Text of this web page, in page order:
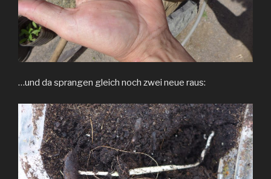
…und da sprangen gleich noch zwei neue raus: